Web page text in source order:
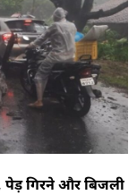
पेड़ गिरने और बिजली